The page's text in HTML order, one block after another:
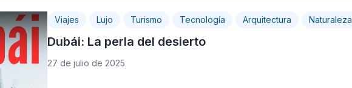
Viajes Lujo Turismo Tecnología Arquitectura Naturaleza
Dubái: La perla del desierto
27 de julio de 2025